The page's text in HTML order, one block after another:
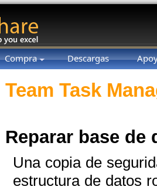
Compra Descargas
Team Task
Reparar base de
Una copia de
estructura de datos